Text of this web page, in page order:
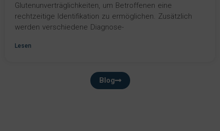
Glutenunverträglichkeiten, um Betroffenen eine
rechtzeitige Identifikation zu ermöglichen. Zusätzlich
werden verschiedene Diagnose-
Lesen
Blog